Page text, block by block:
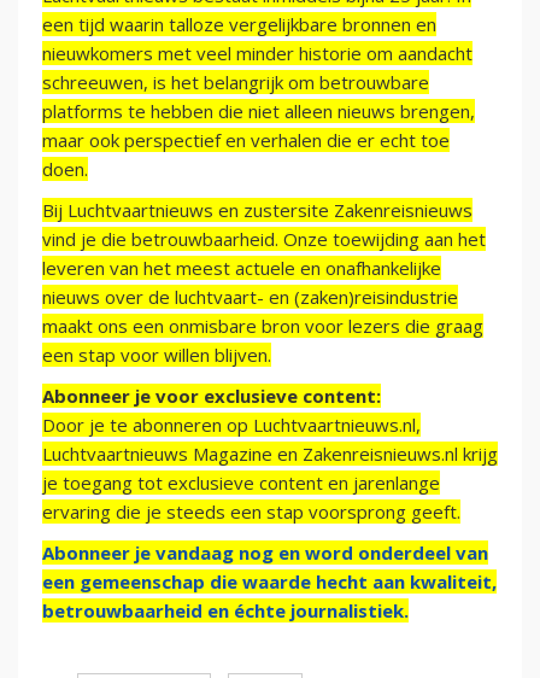
een tijd waarin talloze vergelijkbare bronnen en
nieuwkomers met veel minder historie om aandacht
schreeuwen, is het belangrijk om betrouwbare
platforms te hebben die niet alleen nieuws brengen,
maar ook perspectief en verhalen die er echt toe
doen.
Bij Luchtvaartnieuws en zustersite Zakenreisnieuws
vind je die betrouwbaarheid. Onze toewijding aan het
leveren van het meest actuele en onafhankelijke
nieuws over de luchtvaart- en (zaken)reisindustrie
maakt ons een onmisbare bron voor lezers die graag
een stap voor willen blijven.
Abonneer je voor exclusieve content:
Door je te abonneren op Luchtvaartnieuws.nl,
Luchtvaartnieuws Magazine en Zakenreisnieuws.nl krijg
je toegang tot exclusieve content en jarenlange
ervaring die je steeds een stap voorsprong geeft.
Abonneer je vandaag nog en word onderdeel van
een gemeenschap die waarde hecht aan kwaliteit,
betrouwbaarheid en échte journalistiek.